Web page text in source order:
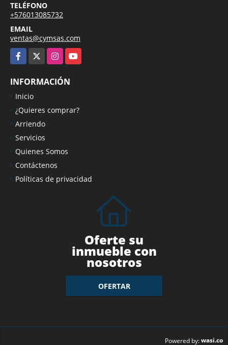
TELÉFONO
+576013085732
EMAIL
ventas@cymsas.com
Facebook
InstagramYouTube
INFORMACIÓN
Inicio
¿Quieres comprar?
Arriendo
Servicios
Quienes Somos
Contáctenos
Políticas de privacidad
Oferte su
inmueble con
nosotros
OFERTAR
Powered by:wasi.co